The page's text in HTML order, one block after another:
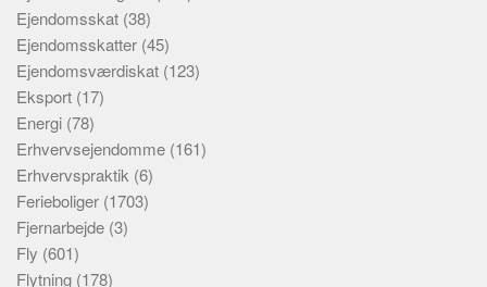
Ejendomsskat (38)
Ejendomsskatter (45)
Ejendomsværdiskat (123)
Eksport (17)
Energi (78)
Erhvervsejendomme (161)
Erhvervspraktik (6)
Ferieboliger (1703)
Fjernarbejde (3)
Fly (601)
Flytning (178)